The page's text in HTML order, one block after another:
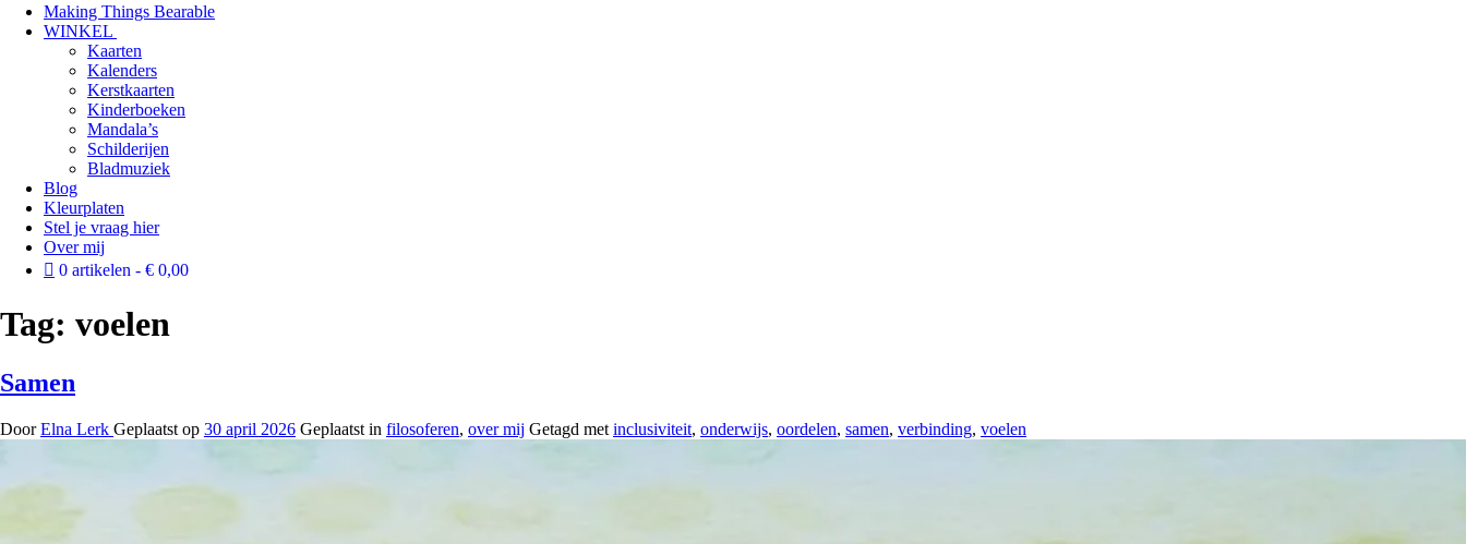
Off
canvas
Making Things Bearable
WINKEL
Kaarten
Kalenders
Kerstkaarten
Kinderboeken
Mandala’s
Schilderijen
Bladmuziek
Blog
Kleurplaten
Stel je vraag hier
Over mij
0 artikelen
€ 0,00
Tag: voelen
Samen
DoorElna Lerk Geplaatst op 30 april 2026 Geplaatst in filosoferen, over mij Getagd met inclusiviteit, onderwijs, oordelen, samen, verbinding, voelen